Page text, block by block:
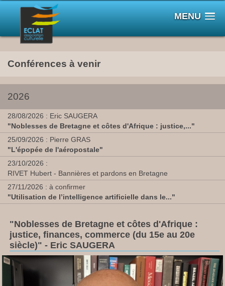
MENU
Conférences à venir
2026
28/08/2026 : Eric SAUGERA
"Noblesses de Bretagne et côtes d'Afrique : justice,..."
25/09/2026 : Pierre GRAS
"L'épopée de l'aéropostale"
23/10/2026 :
RIVET Hubert - Bannières et pardons en Bretagne
27/11/2026 : à confirmer
"Utilisation de l’intelligence artificielle dans le..."
"Noblesses de Bretagne et côtes d'Afrique :
justice, finances, commerce (du 15e au 20e
siècle)" - Eric SAUGERA